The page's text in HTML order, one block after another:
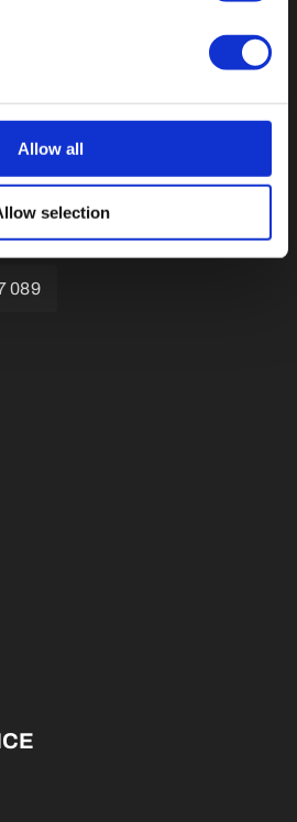
Allow all
selection
9a, 3446 CN Woerden,
089